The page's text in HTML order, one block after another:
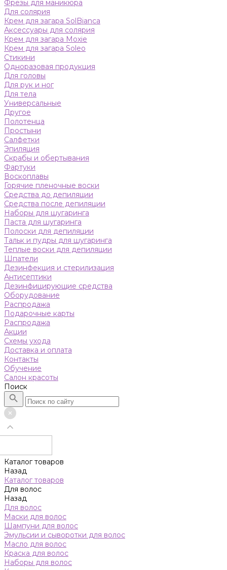
Фрезы для маникюра
Для солярия
Крем для загара SolBianca
Аксессуары для солярия
Крем для загара Moxie
Крем для загара Soleo
Стикини
Одноразовая продукция
Для головы
Для рук и ног
Для тела
Универсальные
Другое
Полотенца
Простыни
Салфетки
Эпиляция
Скрабы и обертывания
Фартуки
Воскоплавы
Горячие пленочные воски
Средства до депиляции
Средства после депиляции
Наборы для шугаринга
Паста для шугаринга
Полоски для депиляции
Тальк и пудры для шугаринга
Теплые воски для депиляции
Шпатели
Дезинфекция и стерилизация
Антисептики
Дезинфицирующие средства
Оборудование
Распродажа
Подарочные карты
Распродажа
Акции
Схемы ухода
Доставка и оплата
Контакты
Обучение
Салон красоты
Поиск
Каталог товаров
Назад
Каталог товаров
Для волос
Назад
Для волос
Маски для волос
Шампуни для волос
Эмульсии и сыворотки для волос
Масло для волос
Краска для волос
Наборы для волос